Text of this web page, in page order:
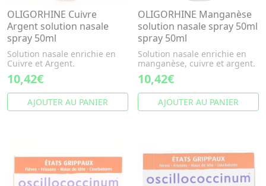
OLIGORHINE Cuivre
Argent solution nasale
spray 50ml
Solution nasale enrichie en
Cuivre et Argent.
10,42€
AJOUTER AU PANIER
OLIGORHINE Manganèse
solution nasale spray 50ml
spray 50ml
Solution nasale enrichie en
manganèse, cuivre et argent.
10,42€
AJOUTER AU PANIER